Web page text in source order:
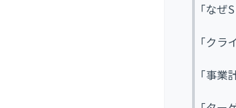
「なぜ
「ク
「事